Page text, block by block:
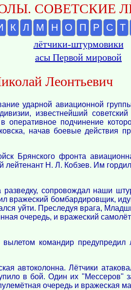
СОВЕТСКИЕ
К Л М Н О П Р С Т
лётчики-штурмовики
асы Первой мировой
Леонтьевич
ударной авиационной
известнейший
подчинение
начав боевые действия
Брянского фронта
Н. Л. Кобзев. Им
сопровождал наши
вражеский бомбардировщик,
уйти. Преследуя врага,
очередь, и вражеский
командир предупредил
автоколонна. Лётчики
в бой. Один их "Мессеров"
очередь и вражеская